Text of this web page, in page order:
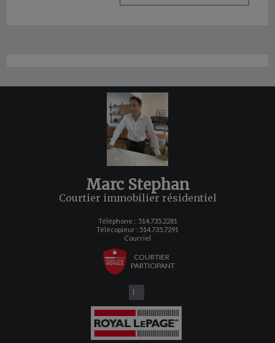
Marc Stephan
Courtier immobilier résidentiel
Téléphone : 514.735.2281
Télécopieur : 514.735.7291
Courriel
COURTIER
PARTICIPANT